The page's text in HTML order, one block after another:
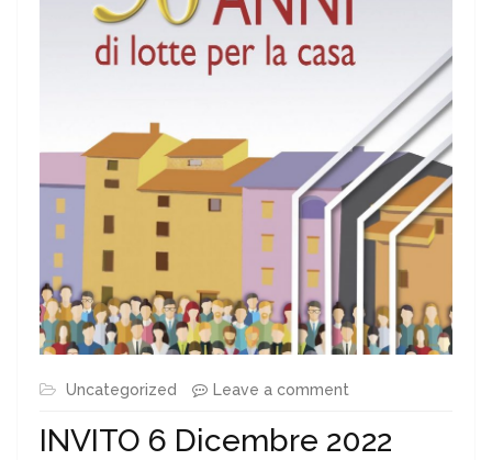
Uncategorized Leave a comment
INVITO 6 Dicembre 2022